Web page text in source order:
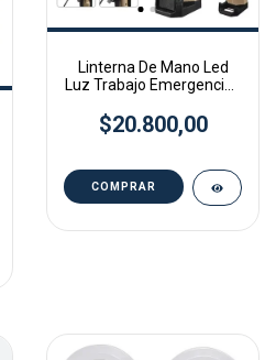
Linterna De Mano Led
Luz Trabajo Emergencias
$20.800,00